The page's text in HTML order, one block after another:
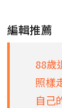
編輯推薦
88歲
照樣
自己